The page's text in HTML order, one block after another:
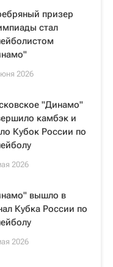
призер
стал
2026
"Динамо"
камбэк и
Кубок России по
2026
вышло в
Кубка России по
2026